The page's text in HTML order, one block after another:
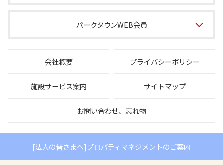
パークタウンWEB会員
会社概要 プライバシーポリシー
施設サービス案内 サイトマップ
お問い合わせ、忘れ物
[法人の皆さまへ]プロパティマネジメントのご案内